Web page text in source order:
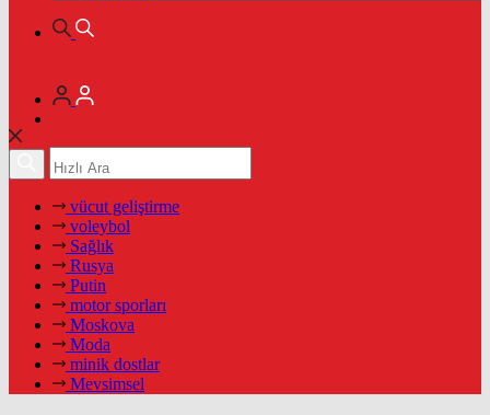
vücut geliştirme
voleybol
Sağlık
Rusya
Putin
motor sporları
Moskova
Moda
minik dostlar
Mevsimsel